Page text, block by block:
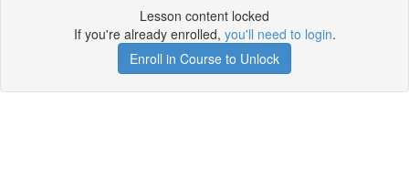
Lesson content locked
If you're already enrolled, you'll need to login.
Enroll in Course to Unlock